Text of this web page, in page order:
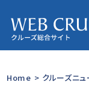
Home > クルーズニ